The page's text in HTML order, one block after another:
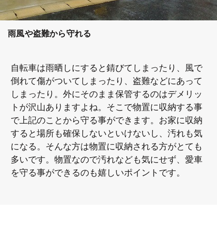
雨風や盗難から守れる
自転車は雨晒しにすると錆びてしまったり、風で
倒れて傷がついてしまったり、盗難などにあって
しまったり。外にそのまま保管するのはデメリッ
トが沢山ありますよね。そこで物置に収納する事
で上記のことから守る事ができます。お家に収納
すると場所も確保しないといけないし、汚れも気
になる。そんな方は物置に収納される方がとても
多いです。物置なので汚れなども気にせず、愛車
を守る事ができるのも嬉しいポイントです。